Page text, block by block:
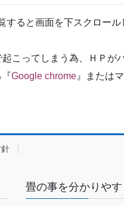
すると画面を下スクロー
こってしまう為、ＨＰが
Google chrome 』または
畳の事を分かりやす